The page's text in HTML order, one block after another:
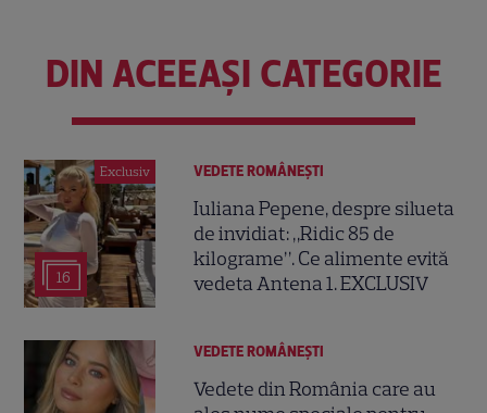
DIN ACEEAȘI CATEGORIE
Exclusiv
16
VEDETE ROMÂNEŞTI
Iuliana Pepene, despre silueta
de invidiat: „Ridic 85 de
kilograme”. Ce alimente evită
vedeta Antena 1. EXCLUSIV
VEDETE ROMÂNEŞTI
Vedete din România care au